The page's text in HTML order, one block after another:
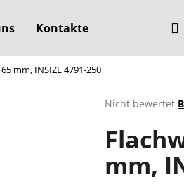
Kontakte
mm, INSIZE 4791-250
Die
ist
von
Nicht bewertet
mm,